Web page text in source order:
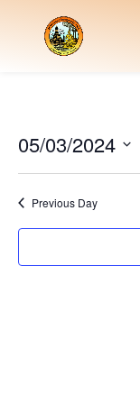
05/03/2024
Previous Day